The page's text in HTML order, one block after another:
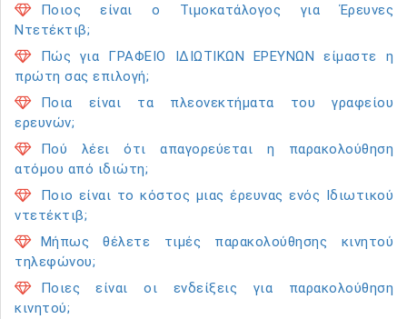
Ποιος είναι ο Τιμοκατάλογος για Έρευνες
Ντετέκτιβ;
Πώς για ΓΡΑΦΕΙΟ ΙΔΙΩΤΙΚΩΝ ΕΡΕΥΝΩΝ είμαστε η
πρώτη σας επιλογή;
Ποια είναι τα πλεονεκτήματα του γραφείου
ερευνών;
Πού λέει ότι απαγορεύεται η παρακολούθηση
ατόμου από ιδιώτη;
Ποιο είναι το κόστος μιας έρευνας ενός Ιδιωτικού
ντετέκτιβ;
Μήπως θέλετε τιμές παρακολούθησης κινητού
τηλεφώνου;
Ποιες είναι οι ενδείξεις για παρακολούθηση
κινητού;